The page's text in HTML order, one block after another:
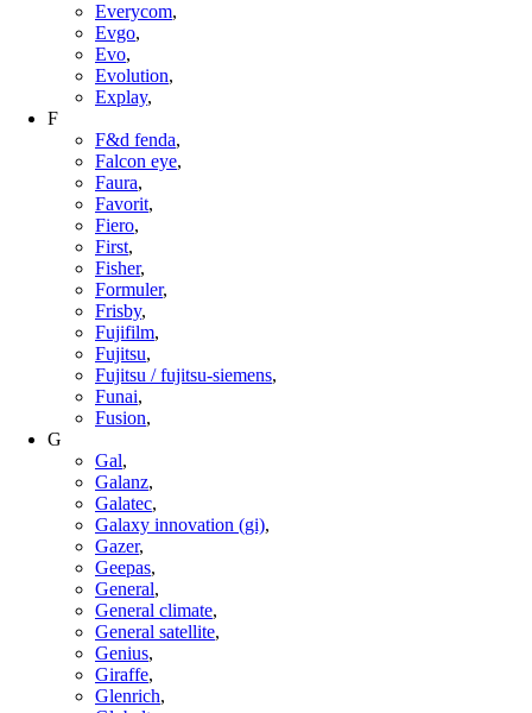
Everycom,
Evgo,
Evo,
Evolution,
Explay,
F
F&d fenda,
Falcon eye,
Faura,
Favorit,
Fiero,
First,
Fisher,
Formuler,
Frisby,
Fujifilm,
Fujitsu,
Fujitsu / fujitsu-siemens,
Funai,
Fusion,
G
Gal,
Galanz,
Galatec,
Galaxy innovation (gi),
Gazer,
Geepas,
General,
General climate,
General satellite,
Genius,
Giraffe,
Glenrich,